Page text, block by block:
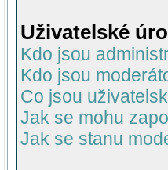
Uživatelské
Kdo jsou
Kdo jsou
Co jsou
Jak se mohu
Jak se stanu